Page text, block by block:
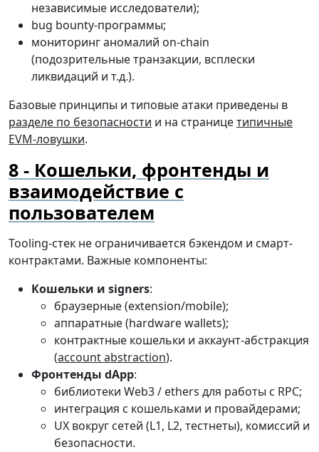
независимые исследователи);
bug bounty-программы;
мониторинг аномалий on-chain
(подозрительные транзакции, всплески
ликвидаций и т.д.).
Базовые принципы и типовые атаки приведены в
разделе по безопасности и на страницетипичные
EVM-ловушки.
Кошельки, фронтенды и
взаимодействие с
пользователем
Tooling-стек не ограничивается бэкендом и смарт-
контрактами. Важные компоненты:
Кошельки и signers:
браузерные (extension/mobile);
аппаратные (hardware wallets);
контрактные кошельки и аккаунт-абстракция
(account abstraction).
Фронтенды dApp:
библиотеки Web3 / ethers для работы с RPC;
интеграция с кошельками и провайдерами;
UX вокруг сетей (L1, L2, тестнеты), комиссий и
безопасности.